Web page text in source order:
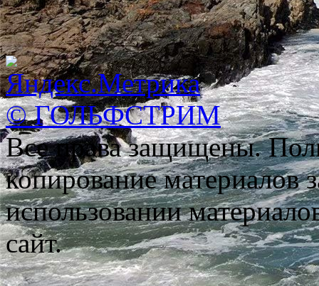
© ГОЛЬФСТРИМ
Все права защищены.
копирование материалов
использовании
сайт.